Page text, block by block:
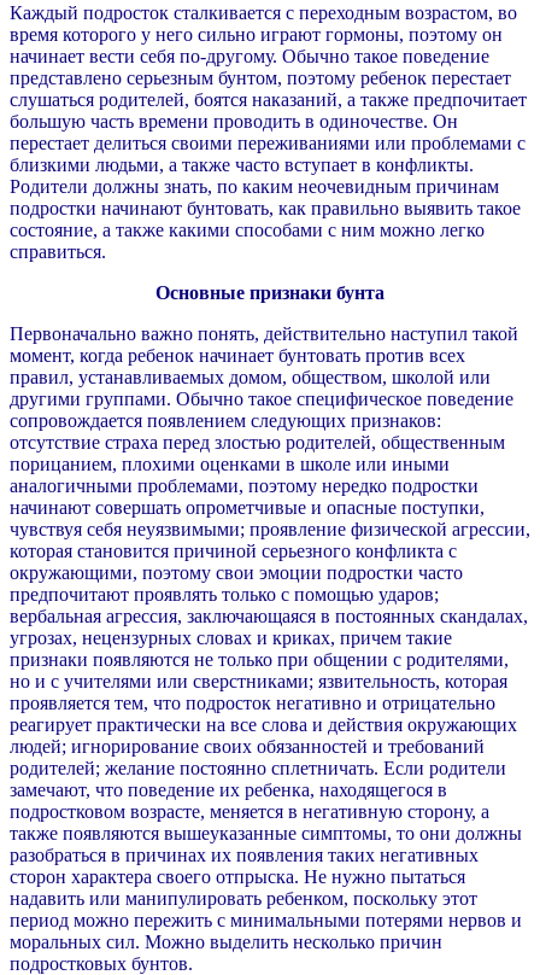
Каждый подросток сталкивается с переходным возрастом, во
время которого у него сильно играют гормоны, поэтому он
начинает вести себя по-другому. Обычно такое поведение
представлено серьезным бунтом, поэтому ребенок перестает
слушаться родителей, боятся наказаний, а также предпочитает
большую часть времени проводить в одиночестве. Он
перестает делиться своими переживаниями или проблемами с
близкими людьми, а также часто вступает в конфликты.
Родители должны знать, по каким неочевидным причинам
подростки начинают бунтовать, как правильно выявить такое
состояние, а также какими способами с ним можно легко
справиться.
Основные признаки бунта
Первоначально важно понять, действительно наступил такой
момент, когда ребенок начинает бунтовать против всех
правил, устанавливаемых домом, обществом, школой или
другими группами. Обычно такое специфическое поведение
сопровождается появлением следующих признаков:
отсутствие страха перед злостью родителей, общественным
порицанием, плохими оценками в школе или иными
аналогичными проблемами, поэтому нередко подростки
начинают совершать опрометчивые и опасные поступки,
чувствуя себя неуязвимыми; проявление физической агрессии,
которая становится причиной серьезного конфликта с
окружающими, поэтому свои эмоции подростки часто
предпочитают проявлять только с помощью ударов;
вербальная агрессия, заключающаяся в постоянных скандалах,
угрозах, нецензурных словах и криках, причем такие
признаки появляются не только при общении с родителями,
но и с учителями или сверстниками; язвительность, которая
проявляется тем, что подросток негативно и отрицательно
реагирует практически на все слова и действия окружающих
людей; игнорирование своих обязанностей и требований
родителей; желание постоянно сплетничать. Если родители
замечают, что поведение их ребенка, находящегося в
подростковом возрасте, меняется в негативную сторону, а
также появляются вышеуказанные симптомы, то они должны
разобраться в причинах их появления таких негативных
сторон характера своего отпрыска. Не нужно пытаться
надавить или манипулировать ребенком, поскольку этот
период можно пережить с минимальными потерями нервов и
моральных сил. Можно выделить несколько причин
подростковых бунтов.